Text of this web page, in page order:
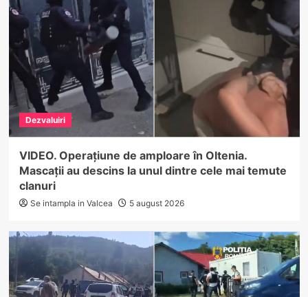
Dezvaluiri
VIDEO. Operațiune de amploare în Oltenia.
Mascații au descins la unul dintre cele mai temute
clanuri
Se intampla in Valcea 5 august 2026